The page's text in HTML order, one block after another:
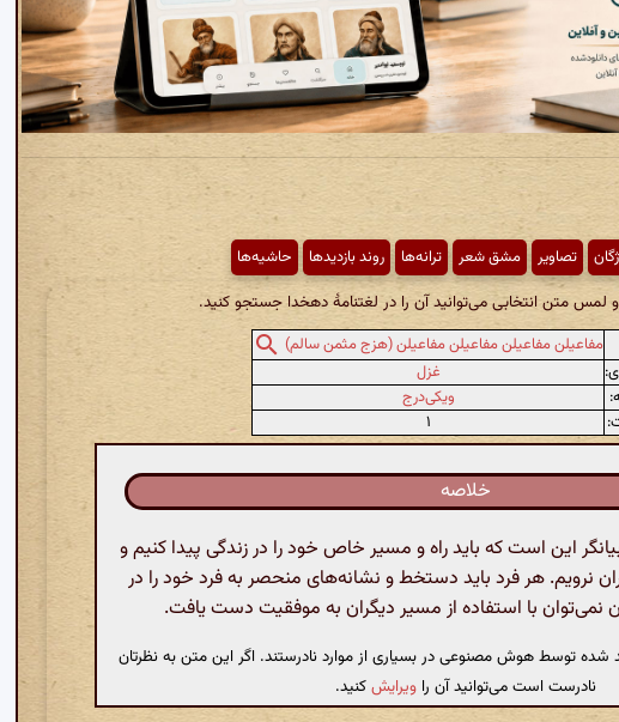
تصاویر مشق شعر ترانه‌ها روند بازدیدها حاشیه‌ها
لمس متن انتخابی می‌توانید آن را در لغتنامهٔ دهخدا جستجو کنید.
مفاعیلن مفاعیلن مفاعیلن مفاعیلن (هزج مثمن سالم)
غزل
ویکی‌درج
۱
خلاصه
این است که باید راه و مسیر خاص خود را در زندگی پیدا کنیم و
نرویم. هر فرد باید دستخط و نشانه‌های منحصر به فرد خود را در
نمی‌توان با استفاده از مسیر دیگران به موفقیت دست یافت.
شده توسط هوش مصنوعی در بسیاری از موارد نادرستند. اگر این متن به نظرتان
نادرست است می‌توانید آن را ویرایشکنید.